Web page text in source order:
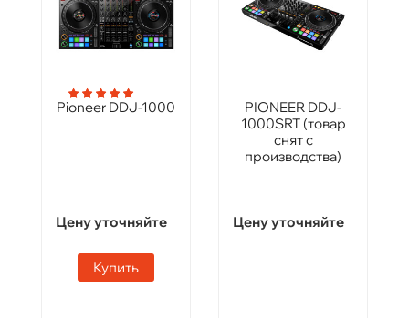
Pioneer DDJ-1000
Цену уточняйте
Купить
PIONEER DDJ-
1000SRT (товар
снят с
производства)
Цену уточняйте